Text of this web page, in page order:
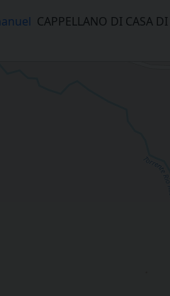
CAPPELLANO DI CASA